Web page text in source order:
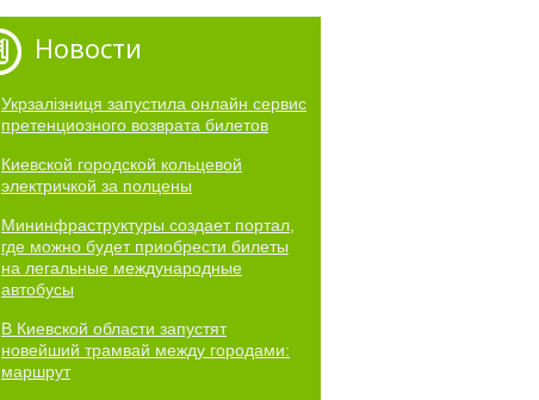
Новости
Укрзалізниця запустила онлайн сервис
претенциозного возврата билетов
Киевской городской кольцевой
электричкой за полцены
Мининфраструктуры создает портал,
где можно будет приобрести билеты
на легальные международные
автобусы
В Киевской области запустят
новейший трамвай между городами:
маршрут